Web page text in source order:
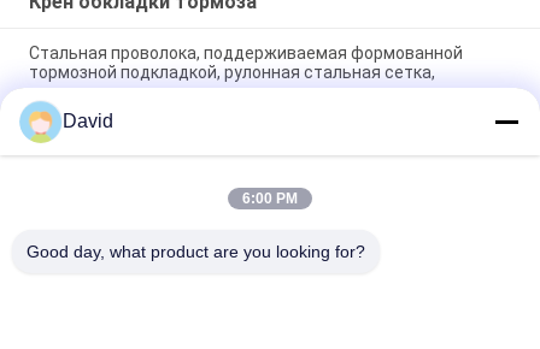
Стальная проволока, поддерживаемая формованной
тормозной подкладкой, рулонная стальная сетка,
усиленная резиновая тормозная подкладка
High Temperature Range -40C To 300C Brake Lining Roll with
ISO9001 Certification and 2mm Thickness
Automotive Brake System Friction Roll 100mm Width for
David
6:00 PM
Good day, what product are you looking for?